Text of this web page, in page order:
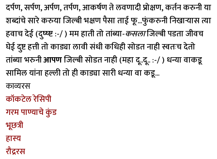
दर्पण, सर्पण, अर्पण, तर्पण, आकर्षण ते लवणादी प्रोक्षण, कर्तन करुनी या
शब्दांचे सारे करुया जिल्बी भक्षण पैसा ताई फू...फुंकरुनी निखार्‍यास त्या
हवाच देई (दुष्ष्ष्ट :-/ ) मम हाती तो तांब्या-कसलाजिल्बी पडता जीवच
घेई दुष्ट हत्ती तो काड्या लावी संधी कधिही सोडत नाही स्वतःच देतो
तांब्या भरुनीआपणजिल्बी सोडत नाही (महा दू..दू.. :-/ ) धन्या वाकडू
सामिल यांना हल्ली तो ही काड्या सारी धन्या वा कडू...
काव्यरस
कॉकटेल रेसिपी
गरम पाण्याचे कुंड
भूछत्री
हास्य
रौद्ररस